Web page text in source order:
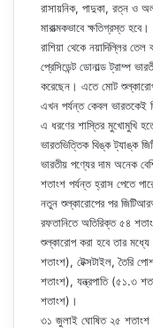
রাসায়নিক, পাদুকা, রত্ন ও
মারাত্মকভাবে ক্ষতিগ্রস্ত হবে।
রাশিয়া থেকে নয়াদিল্লির
প্রেসিডেন্ট ডোনাল্ড ট্রাম্প
করেছেন। এতে মোট
এখন পর্যন্ত কেবল ভারতকেই
এ ধরণের শাস্তির মুখোমুখি
ভারতভিত্তিক থিঙ্ক ট্যাঙ্ক
ভারতীয় পণ্যের দাম অনেক
শতাংশ পর্যন্ত হ্রাস পেতে
নতুন শুল্কারোপের পর
রফতানিতে অতিরিক্ত ৫৪
শুল্কারোপ করা হবে তার
শতাংশ), টেক্সটাইল, তৈরি
শতাংশ), যন্ত্রপাতি (৫১.৩
শতাংশ)।
৩১ জুলাই ঘোষিত ২৫